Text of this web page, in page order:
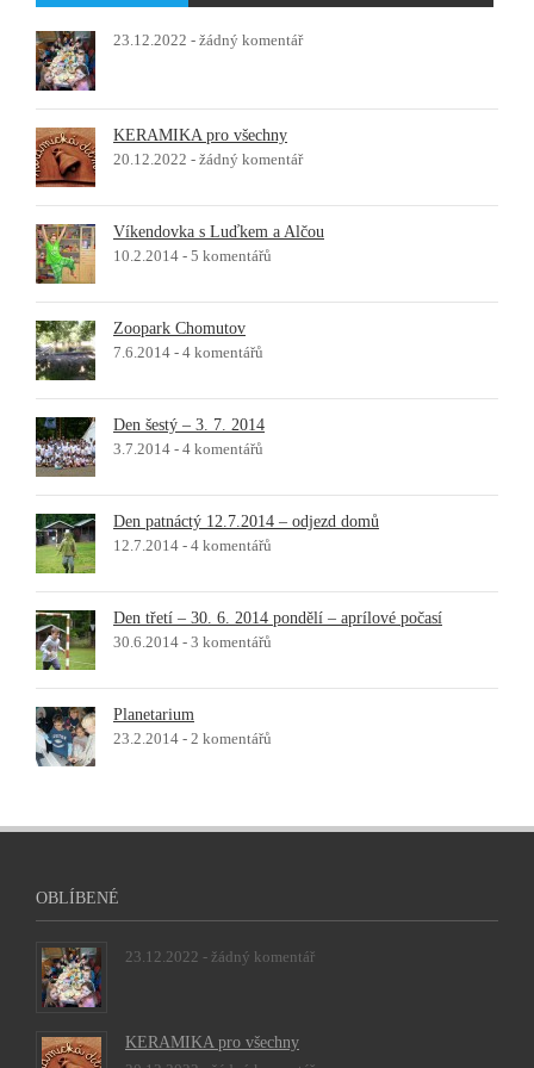
23.12.2022 - žádný komentář
KERAMIKA pro všechny
20.12.2022 - žádný komentář
Víkendovka s Luďkem a Alčou
10.2.2014 - 5 komentářů
Zoopark Chomutov
7.6.2014 - 4 komentářů
Den šestý – 3. 7. 2014
3.7.2014 - 4 komentářů
Den patnáctý 12.7.2014 – odjezd domů
12.7.2014 - 4 komentářů
Den třetí – 30. 6. 2014 pondělí – aprílové počasí
30.6.2014 - 3 komentářů
Planetarium
23.2.2014 - 2 komentářů
OBLÍBENÉ
23.12.2022 - žádný komentář
KERAMIKA pro všechny